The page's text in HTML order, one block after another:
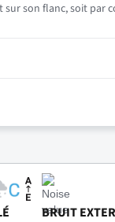
son flanc, soit par
BRUIT